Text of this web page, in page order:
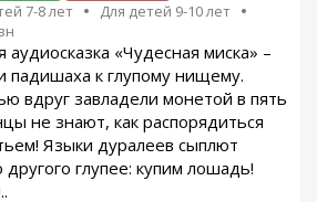
7-8 лет
Для детей 9-10 лет
«Чудесная миска» –
падишаха к глупому нищему.
вдруг завладели монетой в пять
не знают, как распорядиться
Языки дуралеев сыплют
глупее: купим лошадь!